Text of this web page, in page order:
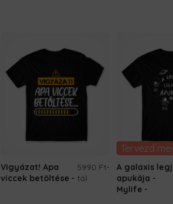
Vigyázat! Apa
viccek betöltése
5990 Ft-
tól
Tervezd
A galaxis
apukája -
Mylife